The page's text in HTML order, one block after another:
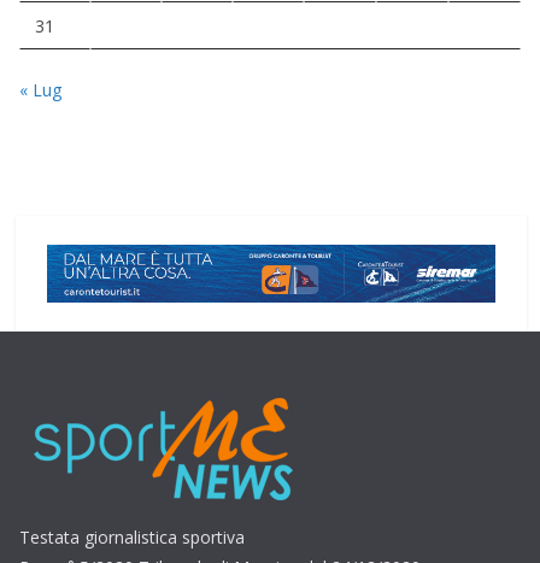
31
« Lug
Testata giornalistica sportiva